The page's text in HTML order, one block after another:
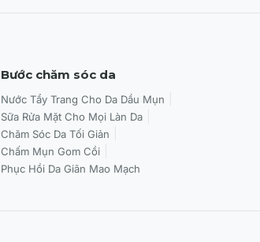
Bước chăm sóc da
Nước Tẩy Trang Cho Da Dầu Mụn
Sữa Rửa Mặt Cho Mọi Làn Da
Chăm Sóc Da Tối Giản
Chấm Mụn Gom Cồi
Phục Hồi Da Giãn Mao Mạch